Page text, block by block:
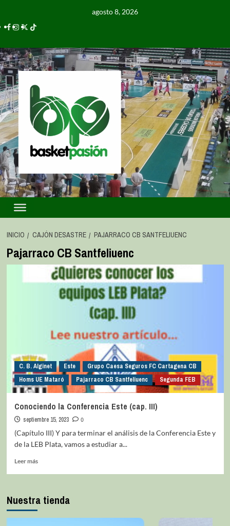
agosto 8, 2026
INICIO CAJÓN DESASTRE PAJARRACO CB SANTFELIUENC
Pajarraco CB Santfeliuenc
C. B. Alginet Este
Grupo Caesa Seguros FC Cartagena CB
Homs UE Mataró
Pajarraco CB Santfeliuenc Segunda FEB
Conociendo la Conferencia Este (cap. III)
septiembre 15, 2023
0
(Capítulo III) Y para terminar el análisis de la Conferencia Este y
de la LEB Plata, vamos a estudiar a...
Leer más
Nuestra tienda